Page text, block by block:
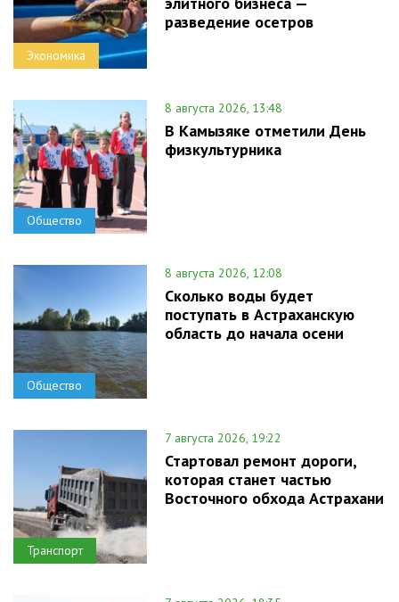
Экономика
разведение осетров
Общество
8 августа 2026, 13:48
В Камызяке отметили День
физкультурника
Общество
8 августа 2026, 12:08
Сколько воды будет
поступать в Астраханскую
область до начала осени
Транспорт
7 августа 2026, 19:22
Стартовал ремонт дороги,
которая станет частью
Восточного обхода Астрахани